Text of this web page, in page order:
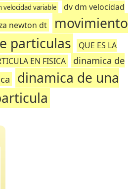
variable
dv dm velocidad
newton dt
movimiento
particulas
QUE ES LA
EN FISICA
dinamica de
dinamica de una